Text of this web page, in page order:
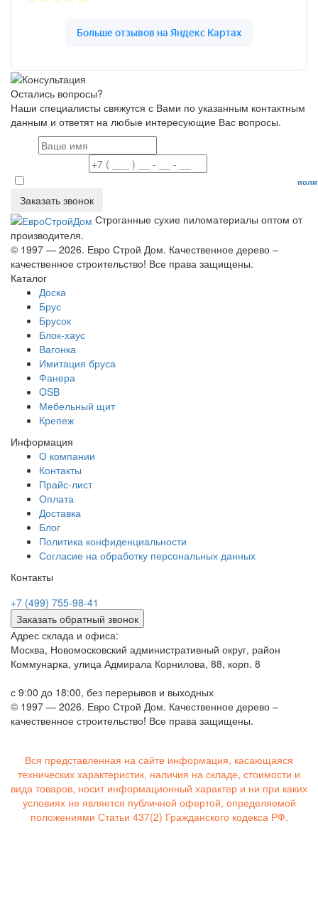
Остались вопросы?
Наши специалисты свяжутся с Вами по указанным контактным
данным и ответят на любые интересующие Вас вопросы.
Даю согласие на обработку персональных данных в соответствие с
Заказать звонок
Строганные сухие пиломатериалы оптом от
производителя.
© 1997 — 2026. Евро Строй Дом. Качественное дерево –
качественное строительство! Все права защищены.
Каталог
Доска
Брус
Брусок
Блок-хаус
Вагонка
Имитация бруса
Фанера
OSB
Мебельный щит
Крепеж
Информация
О компании
Контакты
Прайс-лист
Оплата
Доставка
Блог
Политика конфиденциальности
Согласие на обработку персональных данных
Контакты
+7 (499) 755-98-41
Заказать обратный звонок
Адрес склада и офиса:
Москва, Новомосковский административный округ, район
Коммунарка, улица Адмирала Корнилова, 88, корп. 8
с 9:00 до 18:00, без перерывов и выходных
© 1997 — 2026. Евро Строй Дом. Качественное дерево –
качественное строительство! Все права защищены.
Вся представленная на сайте информация, касающаяся
технических характеристик, наличия на складе, стоимости и
вида товаров, носит информационный характер и ни при каких
условиях не является публичной офертой, определяемой
положениями Статьи 437(2) Гражданского кодекса РФ.